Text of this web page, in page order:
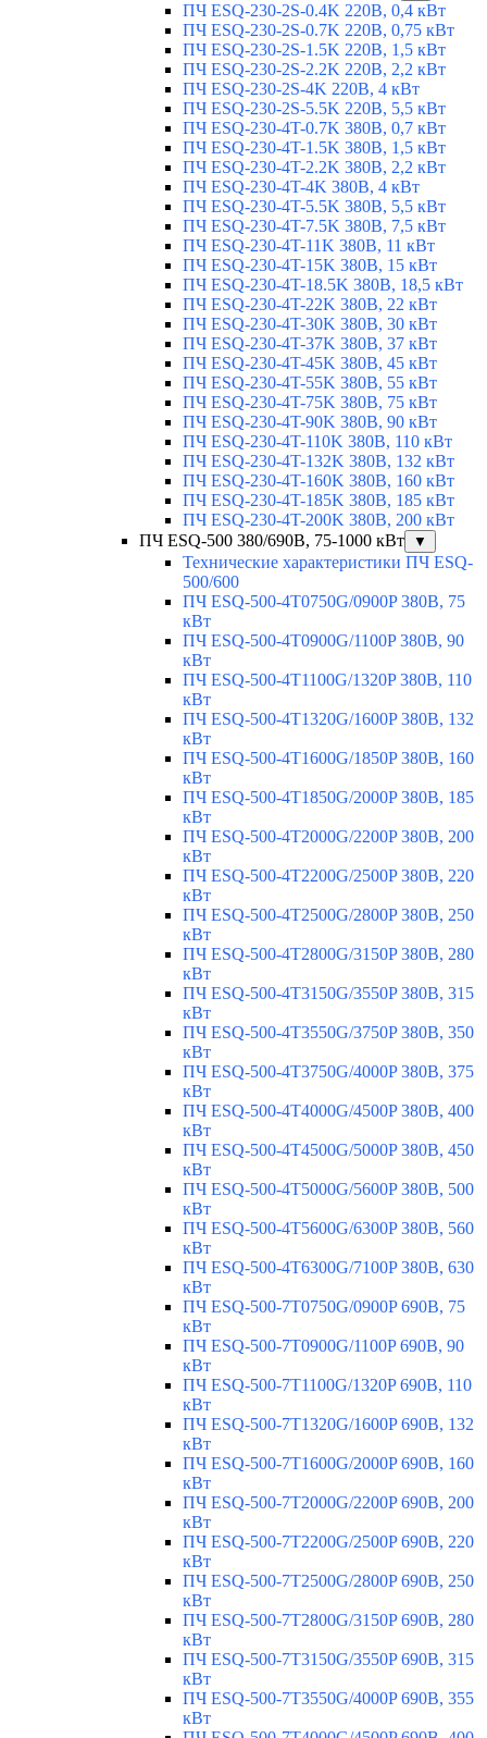
ПЧ ESQ-230-2S-0.4K 220В, 0,4 кВт
ПЧ ESQ-230-2S-0.7K 220В, 0,75 кВт
ПЧ ESQ-230-2S-1.5K 220В, 1,5 кВт
ПЧ ESQ-230-2S-2.2K 220В, 2,2 кВт
ПЧ ESQ-230-2S-4K 220В, 4 кВт
ПЧ ESQ-230-2S-5.5K 220В, 5,5 кВт
ПЧ ESQ-230-4T-0.7K 380В, 0,7 кВт
ПЧ ESQ-230-4T-1.5K 380В, 1,5 кВт
ПЧ ESQ-230-4T-2.2K 380В, 2,2 кВт
ПЧ ESQ-230-4T-4K 380В, 4 кВт
ПЧ ESQ-230-4T-5.5K 380В, 5,5 кВт
ПЧ ESQ-230-4T-7.5K 380В, 7,5 кВт
ПЧ ESQ-230-4T-11K 380В, 11 кВт
ПЧ ESQ-230-4T-15K 380В, 15 кВт
ПЧ ESQ-230-4T-18.5K 380В, 18,5 кВт
ПЧ ESQ-230-4T-22K 380В, 22 кВт
ПЧ ESQ-230-4T-30K 380В, 30 кВт
ПЧ ESQ-230-4T-37K 380В, 37 кВт
ПЧ ESQ-230-4T-45K 380В, 45 кВт
ПЧ ESQ-230-4T-55K 380В, 55 кВт
ПЧ ESQ-230-4T-75K 380В, 75 кВт
ПЧ ESQ-230-4T-90K 380В, 90 кВт
ПЧ ESQ-230-4T-110K 380В, 110 кВт
ПЧ ESQ-230-4T-132K 380В, 132 кВт
ПЧ ESQ-230-4T-160K 380В, 160 кВт
ПЧ ESQ-230-4T-185K 380В, 185 кВт
ПЧ ESQ-230-4T-200K 380В, 200 кВт
ПЧ ESQ-500 380/690В, 75-1000 кВт
▼
Технические характеристики ПЧ ESQ-
500/600
ПЧ ESQ-500-4T0750G/0900P 380В, 75
кВт
ПЧ ESQ-500-4T0900G/1100P 380В, 90
кВт
ПЧ ESQ-500-4T1100G/1320P 380В, 110
кВт
ПЧ ESQ-500-4T1320G/1600P 380В, 132
кВт
ПЧ ESQ-500-4T1600G/1850P 380В, 160
кВт
ПЧ ESQ-500-4T1850G/2000P 380В, 185
кВт
ПЧ ESQ-500-4T2000G/2200P 380В, 200
кВт
ПЧ ESQ-500-4T2200G/2500P 380В, 220
кВт
ПЧ ESQ-500-4T2500G/2800P 380В, 250
кВт
ПЧ ESQ-500-4T2800G/3150P 380В, 280
кВт
ПЧ ESQ-500-4T3150G/3550P 380В, 315
кВт
ПЧ ESQ-500-4T3550G/3750P 380В, 350
кВт
ПЧ ESQ-500-4T3750G/4000P 380В, 375
кВт
ПЧ ESQ-500-4T4000G/4500P 380В, 400
кВт
ПЧ ESQ-500-4T4500G/5000P 380В, 450
кВт
ПЧ ESQ-500-4T5000G/5600P 380В, 500
кВт
ПЧ ESQ-500-4T5600G/6300P 380В, 560
кВт
ПЧ ESQ-500-4T6300G/7100P 380В, 630
кВт
ПЧ ESQ-500-7T0750G/0900P 690В, 75
кВт
ПЧ ESQ-500-7T0900G/1100P 690В, 90
кВт
ПЧ ESQ-500-7T1100G/1320P 690В, 110
кВт
ПЧ ESQ-500-7T1320G/1600P 690В, 132
кВт
ПЧ ESQ-500-7T1600G/2000P 690В, 160
кВт
ПЧ ESQ-500-7T2000G/2200P 690В, 200
кВт
ПЧ ESQ-500-7T2200G/2500P 690В, 220
кВт
ПЧ ESQ-500-7T2500G/2800P 690В, 250
кВт
ПЧ ESQ-500-7T2800G/3150P 690В, 280
кВт
ПЧ ESQ-500-7T3150G/3550P 690В, 315
кВт
ПЧ ESQ-500-7T3550G/4000P 690В, 355
кВт